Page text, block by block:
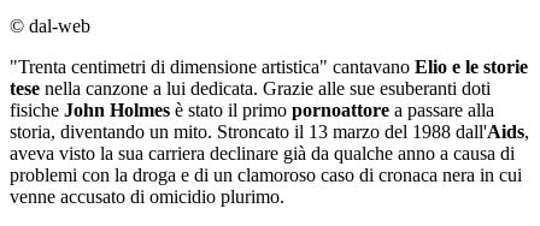
© dal-web
"Trenta centimetri di dimensione artistica" cantavano Elio e le storie
tese nella canzone a lui dedicata. Grazie alle sue esuberanti doti
fisiche John Holmes è stato il primo pornoattore a passare alla
storia, diventando un mito. Stroncato il 13 marzo del 1988 dall'Aids,
aveva visto la sua carriera declinare già da qualche anno a causa di
problemi con la droga e di un clamoroso caso di cronaca nera in cui
venne accusato di omicidio plurimo.